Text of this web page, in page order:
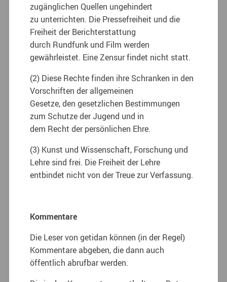
zugänglichen Quellen ungehindert
zu unterrichten. Die Pressefreiheit und die
Freiheit der Berichterstattung
durch Rundfunk und Film werden
gewährleistet. Eine Zensur findet nicht statt.
(2) Diese Rechte finden ihre Schranken in den
Vorschriften der allgemeinen
Gesetze, den gesetzlichen Bestimmungen
zum Schutze der Jugend und in
dem Recht der persönlichen Ehre.
(3) Kunst und Wissenschaft, Forschung und
Lehre sind frei. Die Freiheit der Lehre
entbindet nicht von der Treue zur Verfassung.
Kommentare
Die Leser von getidan können (in der Regel)
Kommentare abgeben, die dann auch
öffentlich abrufbar werden.